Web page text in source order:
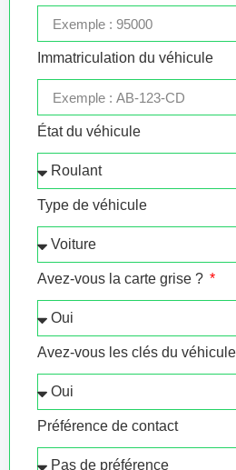
Immatriculation du véhicule
État du véhicule
Type de véhicule
Avez-vous la carte grise ?
Avez-vous les clés du
Préférence de contact